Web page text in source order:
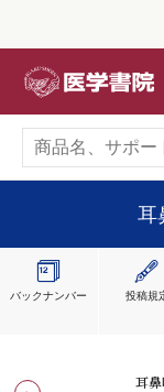
耳
バックナンバー 投稿規
耳